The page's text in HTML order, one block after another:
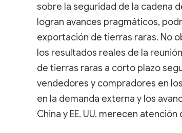
sobre la seguridad de la cadena
logran avances pragmáticos,
exportación de tierras raras. No
los resultados reales de la
de tierras raras a corto plazo
vendedores y compradores en
en la demanda externa y los
China y EE. UU. merecen atención